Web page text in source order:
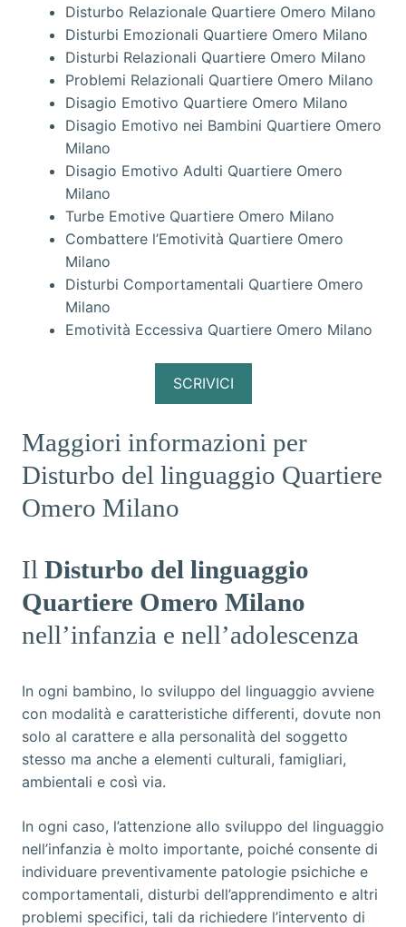
Disturbo Relazionale Quartiere Omero Milano
Disturbi Emozionali Quartiere Omero Milano
Disturbi Relazionali Quartiere Omero Milano
Problemi Relazionali Quartiere Omero Milano
Disagio Emotivo Quartiere Omero Milano
Disagio Emotivo nei Bambini Quartiere Omero
Milano
Disagio Emotivo Adulti Quartiere Omero
Milano
Turbe Emotive Quartiere Omero Milano
Combattere l’Emotività Quartiere Omero
Milano
Disturbi Comportamentali Quartiere Omero
Milano
Emotività Eccessiva Quartiere Omero Milano
SCRIVICI
Maggiori informazioni per
Disturbo del linguaggio Quartiere
Omero Milano
Il Disturbo del linguaggio
Quartiere Omero Milano
nell’infanzia e nell’adolescenza
In ogni bambino, lo sviluppo del linguaggio avviene
con modalità e caratteristiche differenti, dovute non
solo al carattere e alla personalità del soggetto
stesso ma anche a elementi culturali, famigliari,
ambientali e così via.
In ogni caso, l’attenzione allo sviluppo del linguaggio
nell’infanzia è molto importante, poiché consente di
individuare preventivamente patologie psichiche e
comportamentali, disturbi dell’apprendimento e altri
problemi specifici, tali da richiedere l’intervento di